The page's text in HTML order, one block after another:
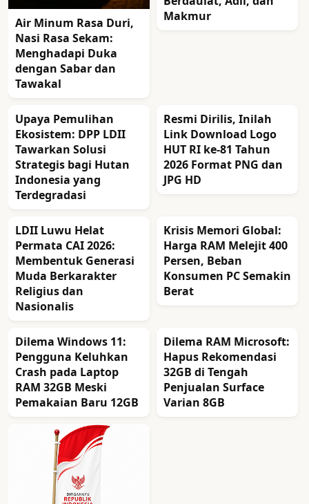
Air Minum Rasa Duri,
Nasi Rasa Sekam:
Menghadapi Duka
dengan Sabar dan
Tawakal
Makmur
Upaya Pemulihan
Ekosistem: DPP LDII
Tawarkan Solusi
Strategis bagi Hutan
Indonesia yang
Terdegradasi
Resmi Dirilis, Inilah
Link Download Logo
HUT RI ke-81 Tahun
2026 Format PNG dan
JPG HD
LDII Luwu Helat
Permata CAI 2026:
Membentuk Generasi
Muda Berkarakter
Religius dan
Nasionalis
Krisis Memori Global:
Harga RAM Melejit 400
Persen, Beban
Konsumen PC Semakin
Berat
Dilema Windows 11:
Pengguna Keluhkan
Crash pada Laptop
RAM 32GB Meski
Pemakaian Baru 12GB
Dilema RAM Microsoft:
Hapus Rekomendasi
32GB di Tengah
Penjualan Surface
Varian 8GB